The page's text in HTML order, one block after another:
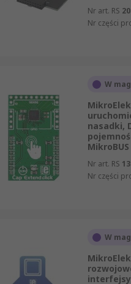
Nr art. RS
Nr części
W
nasadki,
Nr art. RS
Nr części
W
interfejsy